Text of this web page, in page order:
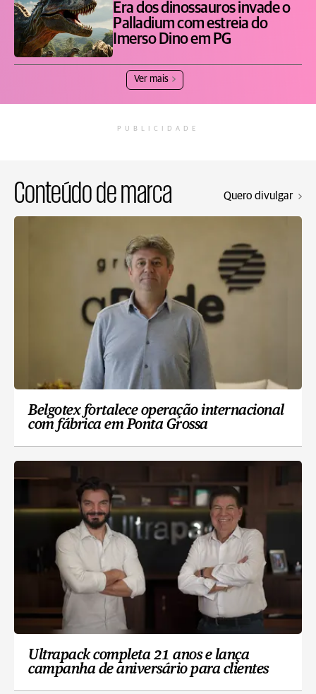
Era dos dinossauros invade o
Palladium com estreia do
Imerso Dino em PG
Ver mais
PUBLICIDADE
Conteúdo de marca Quero divulgar
Belgotex fortalece operação internacional
com fábrica em Ponta Grossa
Ultrapack completa 21 anos e lança
campanha de aniversário para clientes